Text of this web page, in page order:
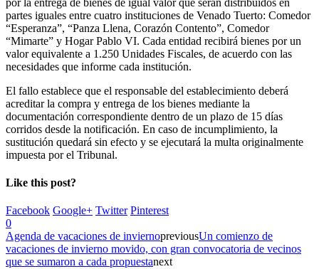
partes iguales entre cuatro instituciones de Venado Tuerto: Comedor
“Esperanza”, “Panza Llena, Corazón Contento”, Comedor
“Mimarte” y Hogar Pablo VI. Cada entidad recibirá bienes por un
valor equivalente a 1.250 Unidades Fiscales, de acuerdo con las
necesidades que informe cada institución.
El fallo establece que el responsable del establecimiento deberá
acreditar la compra y entrega de los bienes mediante la
documentación correspondiente dentro de un plazo de 15 días
corridos desde la notificación. En caso de incumplimiento, la
sustitución quedará sin efecto y se ejecutará la multa originalmente
impuesta por el Tribunal.
Like this post?
Facebook Google+ Twitter Pinterest
0
Agenda de vacaciones de inviernopreviousUn comienzo de
vacaciones de invierno movido, con gran convocatoria de vecinos
que se sumaron a cada propuestanext